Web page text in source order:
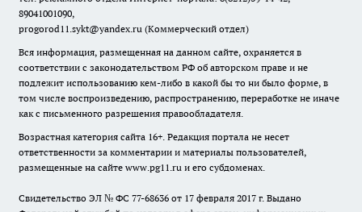
89041001090,
progorod11.sykt@yandex.ru (Коммерческий отдел)
Вся информация, размещенная на данном сайте, охраняется в
соответствии с законодательством РФ об авторском праве и не
подлежит использованию кем-либо в какой бы то ни было форме, в
том числе воспроизведению, распространению, переработке не иначе
как с письменного разрешения правообладателя.
Возрастная категория сайта 16+. Редакция портала не несет
ответственности за комментарии и материалы пользователей,
размещенные на сайте www.pg11.ru и его субдоменах.
Свидетельство ЭЛ № ФС 77-68636 от 17 февраля 2017 г. Выдано